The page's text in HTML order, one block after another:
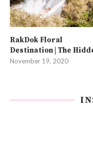
RakDok Floral
Destination | The
November 19, 2020